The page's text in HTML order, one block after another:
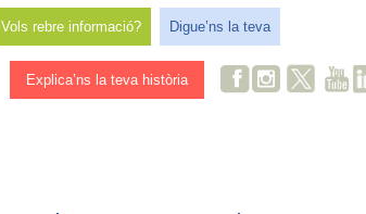
Vols rebre informació? Digue’ns la teva
Explica’ns la teva història